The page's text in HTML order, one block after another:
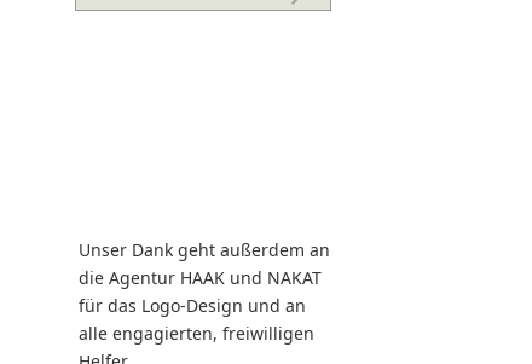
Unser Dank geht außerdem an
die Agentur HAAK und NAKAT
für das Logo-Design und an
alle engagierten, freiwilligen